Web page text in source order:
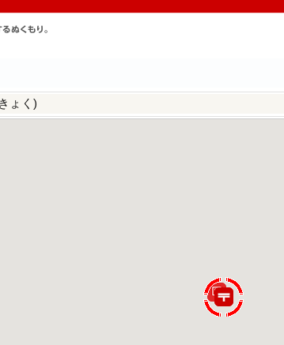
ょく)